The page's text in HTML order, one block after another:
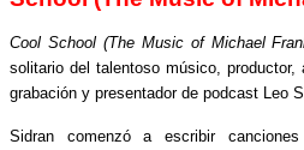
Cool School (The Music of Michael
solitario del talentoso músico,
grabación y presentador de podcast Leo
Sidran comenzó a escribir